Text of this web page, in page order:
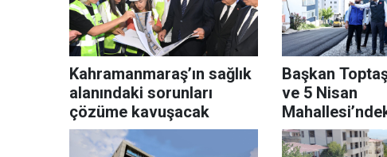
Kahramanmaraş’ın sağlık
alanındaki sorunları
çözüme kavuşacak
Başkan
ve 5 Nisan
çalışmalarını